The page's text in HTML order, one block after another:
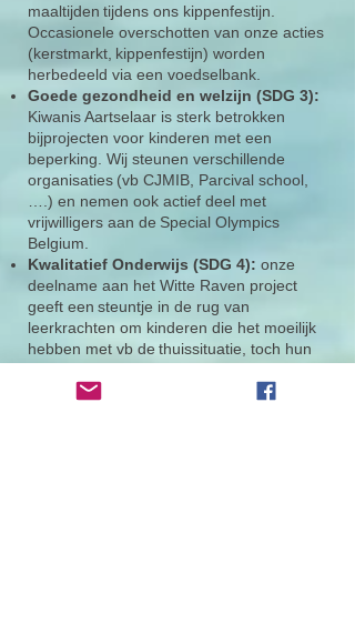
maaltijden tijdens ons kippenfestijn.
Occasionele overschotten van onze acties
(kerstmarkt, kippenfestijn) worden
herbedeeld via een voedselbank.
Goede gezondheid en welzijn (SDG 3):
Kiwanis Aartselaar is sterk betrokken
bijprojecten voor kinderen met een
beperking. Wij steunen verschillende
organisaties (vb CJMIB, Parcival school,
….) en nemen ook actief deel met
vrijwilligers aan de Special Olympics
Belgium.
Kwalitatief Onderwijs (SDG 4): onze
deelname aan het Witte Raven project
geeft een steuntje in de rug van
leerkrachten om kinderen die het moeilijk
hebben met vb dethuissituatie, toch hun
studies.